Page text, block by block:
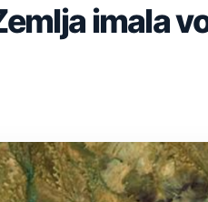
imala